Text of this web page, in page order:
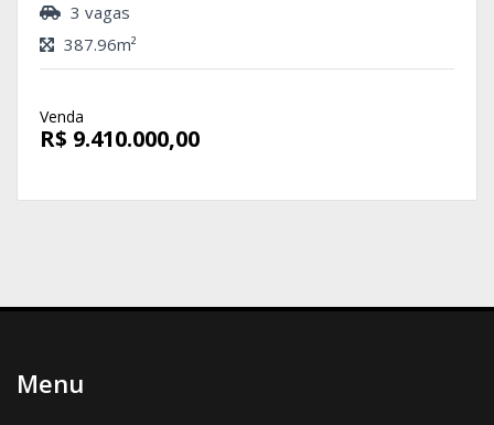
3 vagas
387.96m²
Venda
R$ 9.410.000,00
Menu